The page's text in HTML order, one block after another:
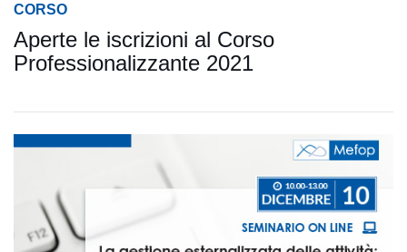
CORSO
Aperte le iscrizioni al Corso
Professionalizzante 2021